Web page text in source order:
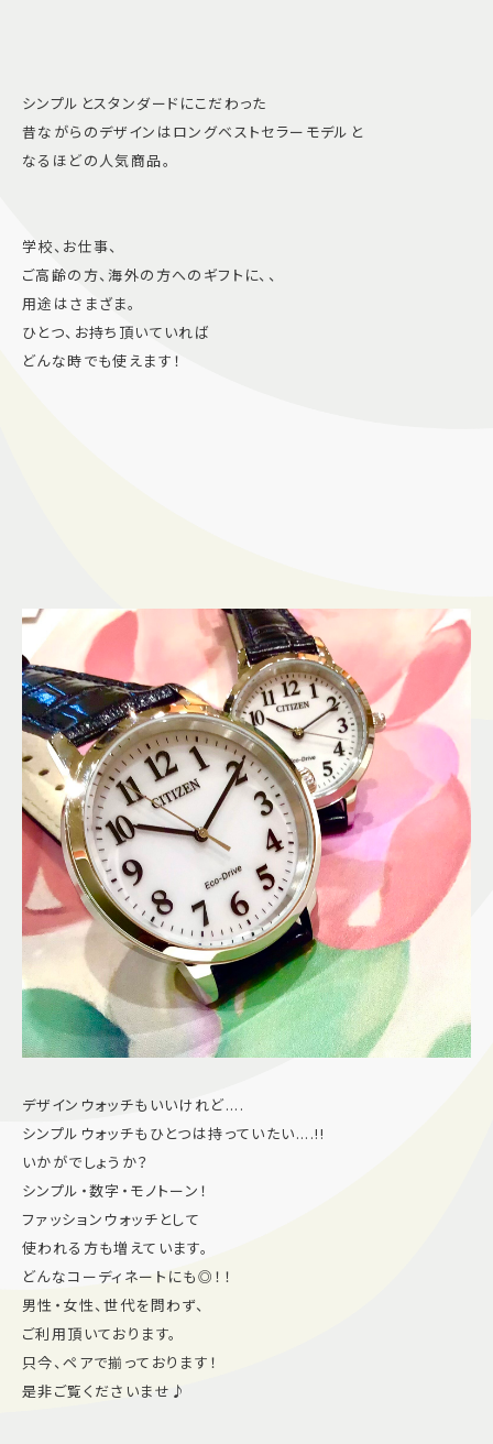
シンプルとスタンダードにこだわった
昔ながらのデザインはロングベストセラーモデルと
なるほどの人気商品。
学校、お仕事、
ご高齢の方、海外の方へのギフトに、、
用途はさまざま。
ひとつ、お持ち頂いていれば
どんな時でも使えます！
デザインウォッチもいいけれど....
シンプルウォッチもひとつは持っていたい....!!
いかがでしょうか？
シンプル・数字・モノトーン！
ファッションウォッチとして
使われる方も増えています。
どんなコーディネートにも◎！！
男性・女性、世代を問わず、
ご利用頂いております。
只今、ペアで揃っております！
是非ご覧くださいませ♪